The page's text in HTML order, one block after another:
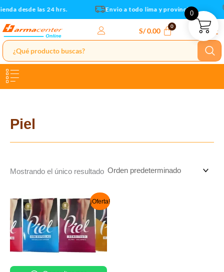
Ir
al
contenido
desde las 24 hrs. Envio a todo lima y provincias
S/0.00
Piel
Mostrando el único resultado
¡Oferta!
El
precio
original
era:
S/ 120.00.
El
precio
actual
es:
S/ 69.00.
0